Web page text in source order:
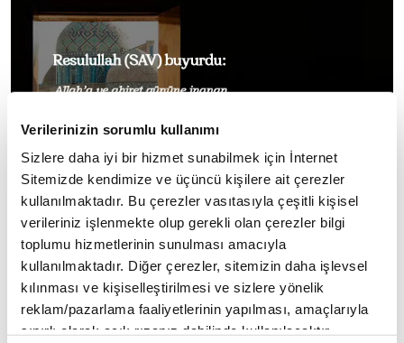
Verilerinizin sorumlu kullanımı
Sizlere daha iyi bir hizmet sunabilmek için İnternet
Sitemizde kendimize ve üçüncü kişilere ait çerezler
kullanılmaktadır. Bu çerezler vasıtasıyla çeşitli kişisel
verileriniz işlenmekte olup gerekli olan çerezler bilgi
toplumu hizmetlerinin sunulması amacıyla
kullanılmaktadır. Diğer çerezler, sitemizin daha işlevsel
kılınması ve kişiselleştirilmesi ve sizlere yönelik
reklam/pazarlama faaliyetlerinin yapılması, amaçlarıyla
sınırlı olarak açık rızanız dahilinde kullanılacaktır.
◾Resulullah (SAV) buyurdu: